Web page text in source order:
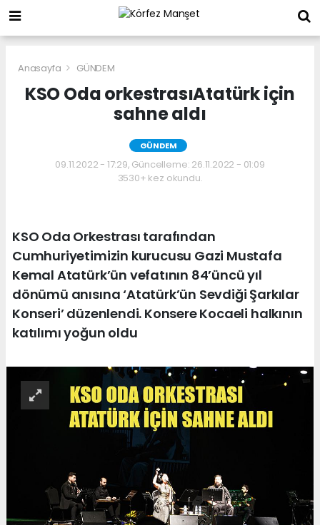
Anasayfa GÜNDEM
KSO Oda orkestrasıAtatürk için
sahne aldı
GÜNDEM
09.11.2022 - 17:29, Güncelleme: 26.11.2022 - 01:09
3530+ kez okundu.
KSO Oda Orkestrası tarafından
Cumhuriyetimizin kurucusu Gazi Mustafa
Kemal Atatürk’ün vefatının 84’üncü yıl
dönümü anısına ‘Atatürk’ün Sevdiği Şarkılar
Konseri’ düzenlendi. Konsere Kocaeli halkının
katılımı yoğun oldu